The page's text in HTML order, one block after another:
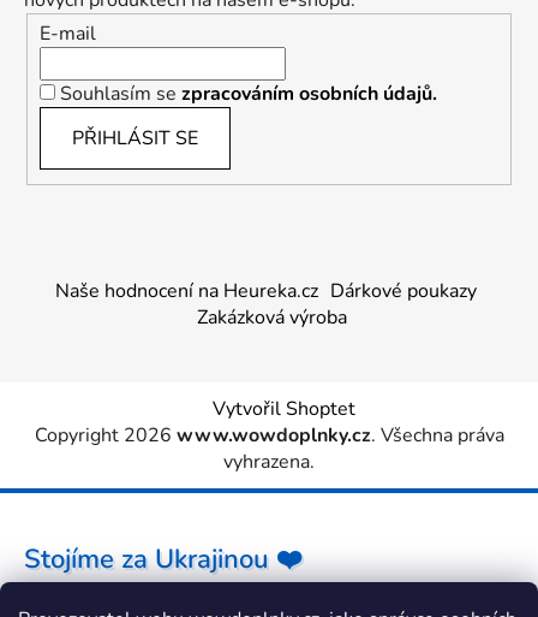
E-mail
Souhlasím se zpracováním osobních údajů.
PŘIHLÁSIT SE
Naše hodnocení na Heureka.cz Dárkové poukazy
Zakázková výroba
Vytvořil Shoptet
Copyright 2026 www.wowdoplnky.cz. Všechna práva
vyhrazena.
Stojíme za Ukrajinou ❤️